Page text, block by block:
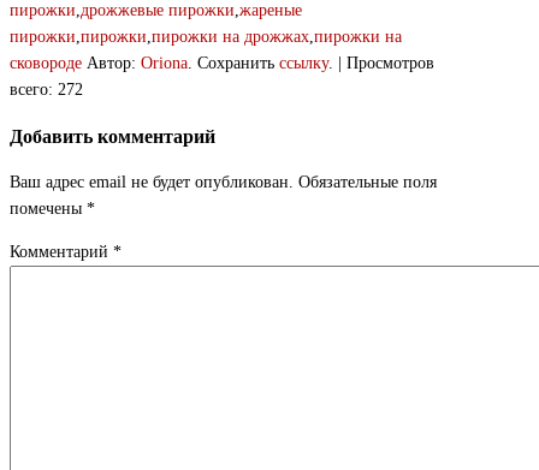
пирожки,дрожжевые пирожки,жареные
пирожки,пирожки,пирожки на дрожжах,пирожки на
сковороде Автор: Oriona. Сохранить ссылку. | Просмотров
всего: 272
Добавить комментарий
Ваш адрес email не будет опубликован. Обязательные поля
помечены *
Комментарий *